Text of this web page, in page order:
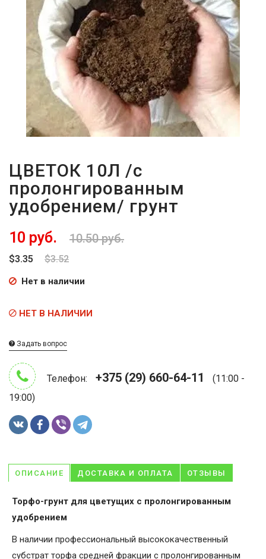
ЦВЕТОК 10Л /с
пролонгированным
удобрением/ грунт
10 руб. 10.50 руб.
$3.35 $3.52
Нет в наличии
НЕТ В НАЛИЧИИ
Задать вопрос
Телефон: +375 (29) 660-64-11
(11:00 -
19:00)
ОПИСАНИЕ ДОСТАВКА И ОПЛАТА ОТЗЫВЫ
Торфо-грунт для цветущих с пролонгированным
удобрением
В наличии профессиональный высококачественный
субстрат торфа средней фракции с пролонгированным